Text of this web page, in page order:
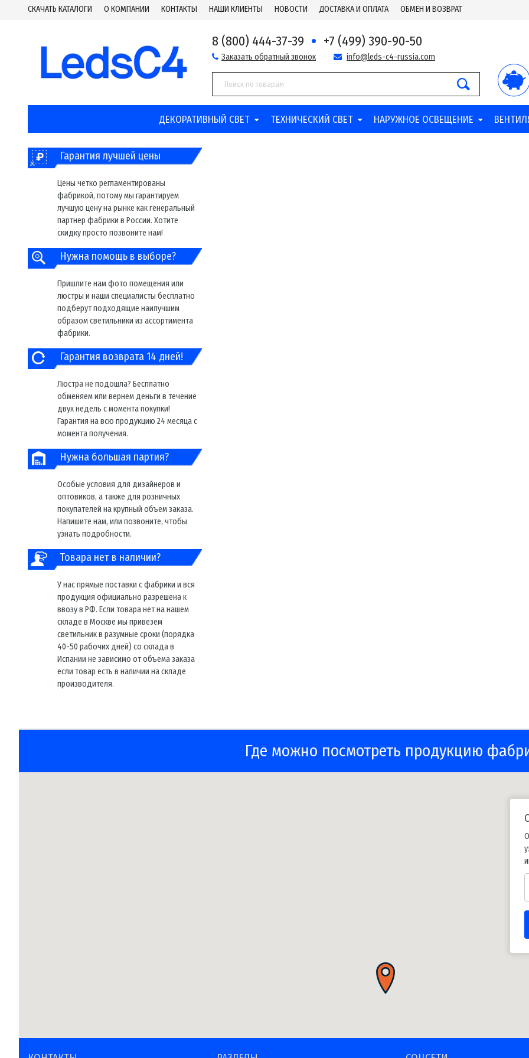
СКАЧАТЬ КАТАЛОГИ О КОМПАНИИ КОНТАКТЫ НАШИ КЛИЕНТЫ НОВОСТИ ДОСТАВКА И ОПЛАТА ОБМЕН И ВОЗВРАТ
8 (800) 444-37-39 +7 (499) 390-90-50
Заказать обратный звонок info@leds-c4-russia.com
ДЕКОРАТИВНЫЙ СВЕТ ТЕХНИЧЕСКИЙ СВЕТ НАРУЖНОЕ ОСВЕЩЕНИЕ
Гарантия лучшей цены
Цены четко регламентированы
фабрикой, потому мы гарантируем
лучшую цену на рынке как генеральный
партнер фабрики в России. Хотите
скидку просто позвоните нам!
Нужна помощь в выборе?
Пришлите нам фото помещения или
люстры и наши специалисты бесплатно
подберут подходящие наилучшим
образом светильники из ассортимента
фабрики.
Гарантия возврата 14 дней!
Люстра не подошла? Бесплатно
обменяем или вернем деньги в течение
двух недель с момента покупки!
Гарантия на всю продукцию 24 месяца с
момента получения.
Нужна большая партия?
Особые условия для дизайнеров и
оптовиков, а также для розничных
покупателей на крупный объем заказа.
Напишите нам, или позвоните, чтобы
узнать подробности.
Товара нет в наличии?
У нас прямые поставки с фабрики и вся
продукция официально разрешена к
ввозу в РФ. Если товара нет на нашем
складе в Москве мы привезем
светильник в разумные сроки (порядка
40-50 рабочих дней) со склада в
Испании не зависимо от объема заказа
если товар есть в наличии на складе
производителя.
Где можно посмотреть продукцию